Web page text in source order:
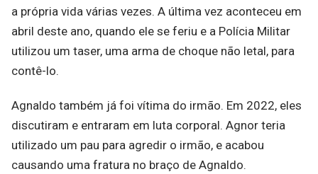
a própria vida várias vezes. A última vez aconteceu em
abril deste ano, quando ele se feriu e a Polícia Militar
utilizou um taser, uma arma de choque não letal, para
contê-lo.
Agnaldo também já foi vítima do irmão. Em 2022, eles
discutiram e entraram em luta corporal. Agnor teria
utilizado um pau para agredir o irmão, e acabou
causando uma fratura no braço de Agnaldo.